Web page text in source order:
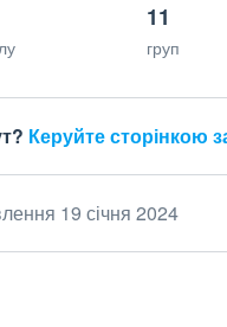
11
груп
Керуйте сторінкою
19 січня 2024